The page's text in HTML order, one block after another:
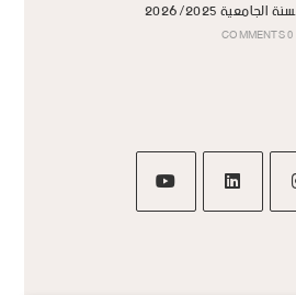
2026/2025
0 COMMENTS